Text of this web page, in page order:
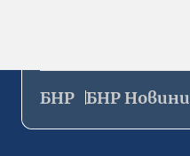
БНР БНР Новини